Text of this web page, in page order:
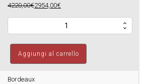
4220,00€2954,00€
a
Sfera
Glass
17
Aggiungi al carrello
Bordeaux